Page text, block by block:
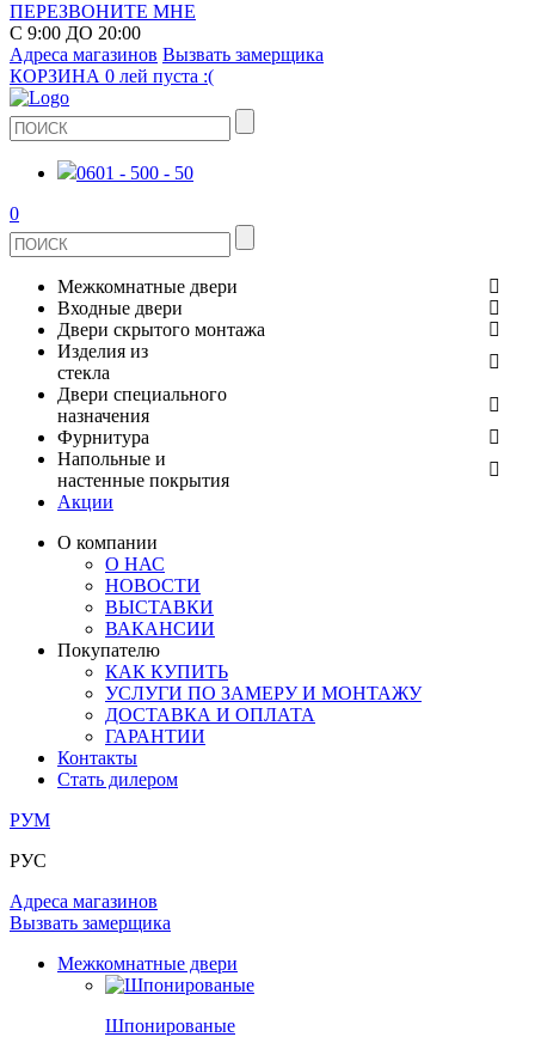
ПЕРЕЗВОНИТЕ МНЕ
С 9:00 ДО 20:00
Адреса магазинов Вызвать замерщика
КОРЗИНА 0 лей пуста :(
0601 - 500 - 50
0
Межкомнатные двери
ШПОНИРОВАНЫЕ
ЭКОШПОН
ИЗ МАССИВА СОСНЫ
РАСПРОДАЖА ОСТАТКОВ
ВСЕ ДВЕРИ
Входные двери
МЕТАЛЛИЧЕСКИЕ ДВЕРИ
В КВАРТИРУ
ДЛЯ ДОМА
Двери скрытого монтажа
СТЕКЛЯННЫЕ
ЗЕРКАЛЬНЫЕ
Изделия из
стекла
ДВЕРИ
ДУШЕВЫЕ КАБИНЫ И ПЕРЕГОРОДКИ
ОГРАЖДЕНИЯ И СТУПЕНИ
РАЗДВИЖНЫЕ ПЕРЕГОРОДКИ
Двери специального
назначения
ПРОТИВОПОЖАРНЫЕ
Фурнитура
ДВЕРНЫЕ РУЧКИ
КОМПЛЕКТУЮЩИЕ
ОГРАНИЧИТЕЛИ
ПЕТЛИ
РАЗДВИЖНАЯ СИСТЕМА
Напольные и
настенные покрытия
СТЕНОВЫЕ ПАНЕЛИ
Акции
О компании
О НАС
НОВОСТИ
ВЫСТАВКИ
ВАКАНСИИ
Покупателю
КАК КУПИТЬ
УСЛУГИ ПО ЗАМЕРУ И МОНТАЖУ
ДОСТАВКА И ОПЛАТА
ГАРАНТИИ
Контакты
Стать дилером
РУМ
РУС
Адреса магазинов
Вызвать замерщика
Межкомнатные двери
Шпонированые